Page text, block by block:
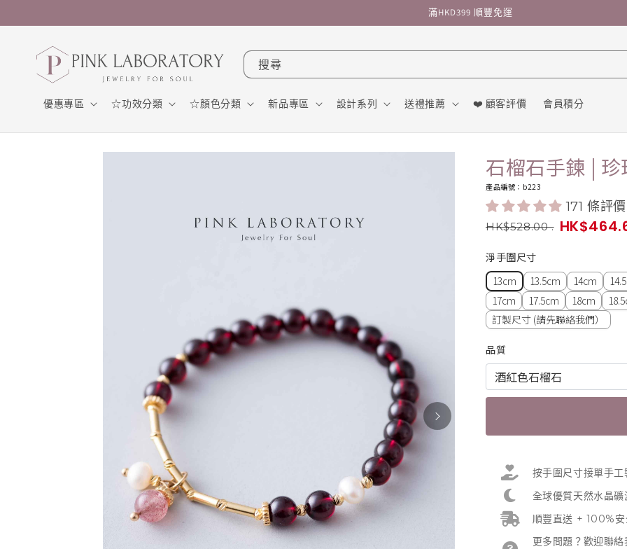
滿HKD399 順豐免運
優惠專區 ☆功效分類 ☆顏色分類 新品專區 設計系列 送禮推薦 ❤️ 顧客評價 會員積分
搜尋
石榴石手鍊 |
產品編號：b223
171 條評價
HK$528.00.
淨手圍尺寸
13cm 13.5cm 14cm
17cm
17.5cm 18cm
訂製尺寸 (請先聯絡我們）
品質
按手圍尺寸接單手工
全球優質天然水晶礦
順豐直送 + 100%
更多問題？歡迎聯絡